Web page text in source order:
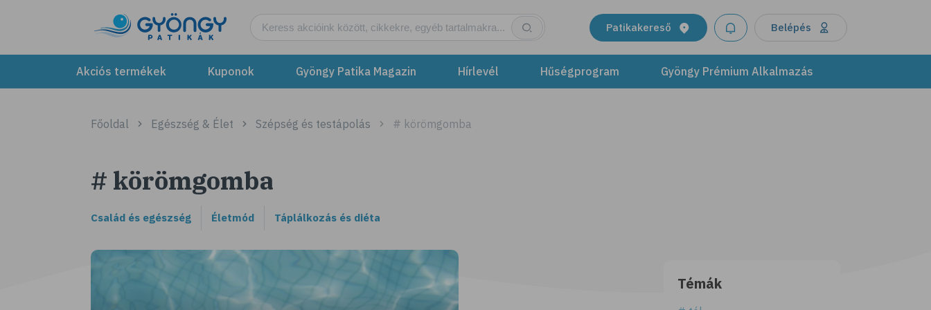
Patikakereső Belépés
Akciós termékek Kuponok Gyöngy Patika Magazin Hírlevél Hűségprogram Gyöngy Prémium Alkalmazás
Főoldal Egészség & Élet Szépség és testápolás # körömgomba
# körömgomba
Család és egészség Életmód Táplálkozás és diéta
Témák